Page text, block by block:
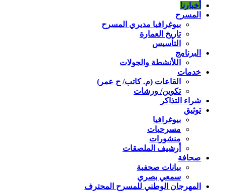
أخبارنا
المسرح
بيوغرافيا مديري المسرح
تاريخ العمارة
التأسيس
البرنامج
اللأنشطة والجولات
خدمات
القاعات (م. كاتب/ ح عمر)
تكوين/ ورشات
شراء التذاكر
توثيق
بيوغرافيا
مسرحيات
منشورات
أرشيف الملصقات
صحافة
بيانات صحفية
سمعي بصري
المهرجان الوطني للمسرح المحترف